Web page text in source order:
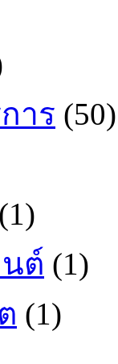
าร (50)
(1)
ต์ (1)
(1)